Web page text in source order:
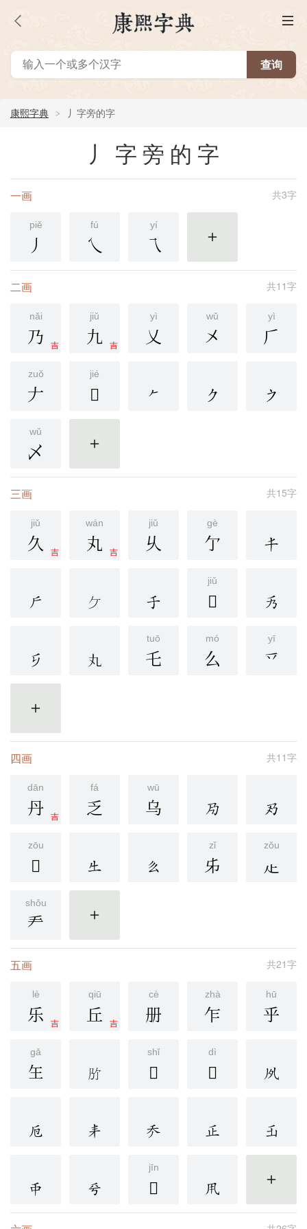
康熙字典 丿字旁的字
丿字旁的字
共3字
一画
piě
丿
fú
乀
yí
乁 更多
共11字
二画
nǎi
吉
乃
jiǔ
吉
九
yì
乂
wǔ
㐅
yì
𠂆
zuǒ
𠂇
jié
𠂈
wǔ
乄 更多
共15字
三画
jiǔ
吉
久
wán
吉
丸
jiǔ
乆
gè
亇
jiǔ
𫝄
tuō
乇
mó
么
yī
乊
更多
共11字
四画
dān
吉
丹
fá
乏
wū
乌
zōu
𠂑
zǐ
𠂔
zǒu
龰
shǒu
龵 更多
共21字
五画
lè
吉
乐
qiū
吉
丘
cè
册
zhà
乍
hū
乎
gǎ
玍
shǐ
𠂕
dì
𠂖
jīn
𠂟 更多